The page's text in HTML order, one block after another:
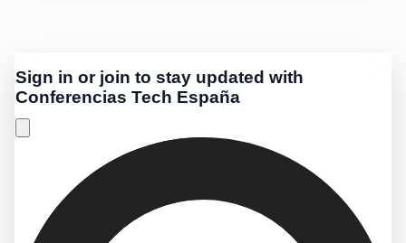
Sign in or join to stay updated with
Conferencias Tech España